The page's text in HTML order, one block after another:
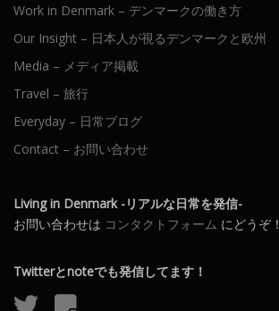
Work in Denmark – デンマークの働き方
Our Insight – 日本人が視るデンマークと欧州
Media – メディア掲載
Travel – 旅行
Everyday – 日常ブログ
Contact – お問い合わせ
Living in Denmark -リアルな日常を発信-
お問い合わせは コンタクトフォーム にどうぞ！
Twitterとnoteでも発信してます！